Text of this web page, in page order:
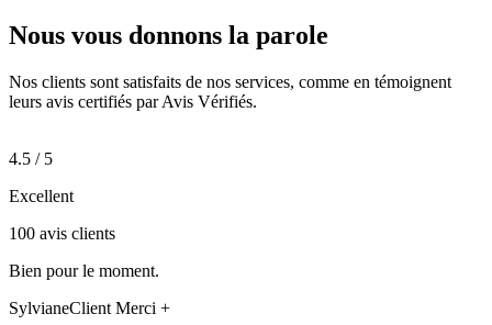
Nous vous donnons la parole
Nos clients sont satisfaits de nos services, comme en témoignent
leurs avis certifiés par Avis Vérifiés.
4.5 / 5
Excellent
100 avis clients
Bien pour le moment.
SylvianeClient Merci +